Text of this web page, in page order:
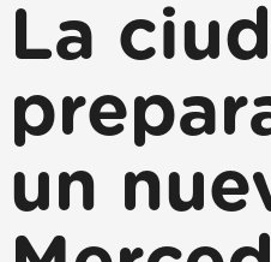
La
un